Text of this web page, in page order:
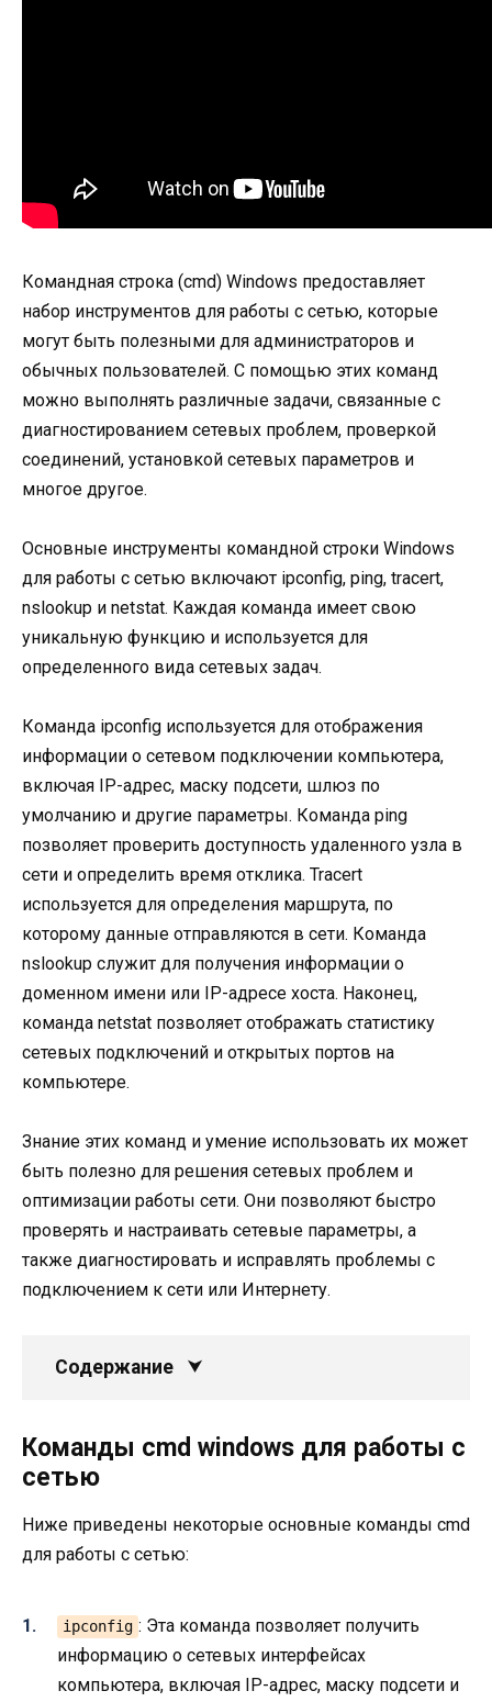
Командная строка (cmd) Windows предоставляет
набор инструментов для работы с сетью, которые
могут быть полезными для администраторов и
обычных пользователей. С помощью этих команд
можно выполнять различные задачи, связанные с
диагностированием сетевых проблем, проверкой
соединений, установкой сетевых параметров и
многое другое.
Основные инструменты командной строки Windows
для работы с сетью включают ipconfig, ping, tracert,
nslookup и netstat. Каждая команда имеет свою
уникальную функцию и используется для
определенного вида сетевых задач.
Команда ipconfig используется для отображения
информации о сетевом подключении компьютера,
включая IP-адрес, маску подсети, шлюз по
умолчанию и другие параметры. Команда ping
позволяет проверить доступность удаленного узла в
сети и определить время отклика. Tracert
используется для определения маршрута, по
которому данные отправляются в сети. Команда
nslookup служит для получения информации о
доменном имени или IP-адресе хоста. Наконец,
команда netstat позволяет отображать статистику
сетевых подключений и открытых портов на
компьютере.
Знание этих команд и умение использовать их может
быть полезно для решения сетевых проблем и
оптимизации работы сети. Они позволяют быстро
проверять и настраивать сетевые параметры, а
также диагностировать и исправлять проблемы с
подключением к сети или Интернету.
Содержание
Команды cmd windows для работы с
сетью
Ниже приведены некоторые основные команды cmd
для работы с сетью:
ipconfig : Эта команда позволяет получить
информацию о сетевых интерфейсах
компьютера, включая IP-адрес, маску подсети и